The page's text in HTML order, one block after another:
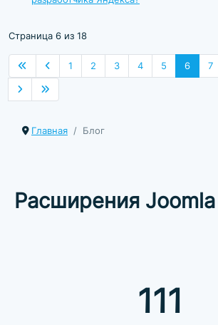
Страница 6 из 18
1 2 3 4 5 6 7
Главная Блог
Расширения
111